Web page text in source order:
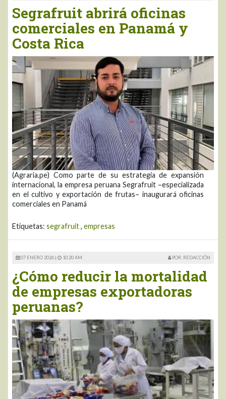
Segrafruit abrirá oficinas
comerciales en Panamá y
Costa Rica
(Agraria.pe) Como parte de su estrategia de expansión
internacional, la empresa peruana Segrafruit –especializada
en el cultivo y exportación de frutas– inaugurará oficinas
comerciales en Panamá
Etiquetas: segrafruit, empresas
07 ENERO 2026 | 10:20 AM POR: REDACCIÓN
¿Cómo reducir la mortalidad
de empresas exportadoras
peruanas?